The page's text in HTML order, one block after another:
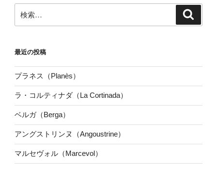
索:
最近の投稿
プラネス（Planès）
ラ・コルティナダ（La Cortinada）
ベルガ（Berga）
アングストリンヌ（Angoustrine）
マルセヴォル（Marcevol）